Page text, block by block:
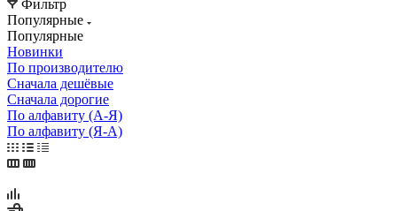
Фильтр
Популярные
Популярные
Новинки
По производителю
Сначала дешёвые
Сначала дорогие
По алфавиту (А-Я)
По алфавиту (Я-А)